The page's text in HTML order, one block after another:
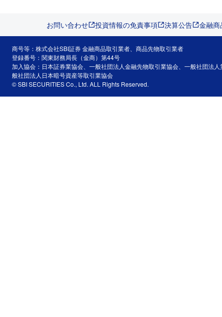
お問い合わせ 投資情報の免責事項 決算公告 金融
商号等：株式会社SBI証券 金融商品取引業者、商品先物取引業者
登録番号：関東財務局長（金商）第44号
加入協会：日本証券業協会、一般社団法人金融先物取引業協会、一般社団法
般社団法人日本暗号資産等取引業協会
© SBI SECURITIES Co., Ltd. ALL Rights Reserved.